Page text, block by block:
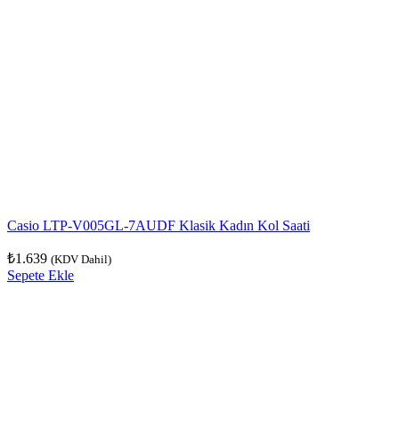
Casio LTP-V005GL-7AUDF Klasik Kadın Kol Saati
₺1.639 (KDV Dahil)
Sepete Ekle